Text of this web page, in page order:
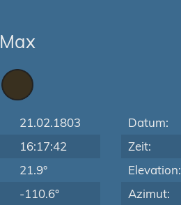
Max
21.02.1803
16:17:42
21.9°
-110.6°
Datum:
Zeit:
Elevation:
Azimut: